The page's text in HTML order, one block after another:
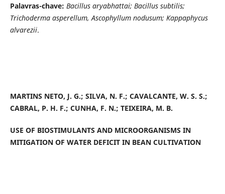
Palavras-chave: Bacillus aryabhattai; Bacillus subtilis;
Trichoderma asperellum, Ascophyllum nodusum; Kappaphycus
alvarezii.
MARTINS NETO, J. G.; SILVA, N. F.; CAVALCANTE, W. S. S.;
CABRAL, P. H. F.; CUNHA, F. N.; TEIXEIRA, M. B.
USE OF BIOSTIMULANTS AND MICROORGANISMS IN
MITIGATION OF WATER DEFICIT IN BEAN CULTIVATION